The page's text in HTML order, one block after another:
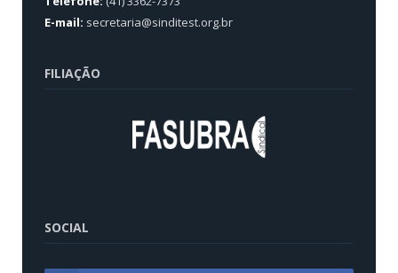
E-mail: secretaria@sinditest.org.br
FILIAÇÃO
SOCIAL